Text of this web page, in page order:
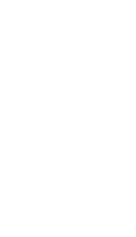
Her kan I gå dejligt
tag en lur i
et godt måltid
udflugter. Børnene